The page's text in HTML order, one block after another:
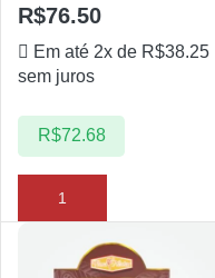
R$76.50
Em até 2x de R$38.25
sem juros
R$72.68